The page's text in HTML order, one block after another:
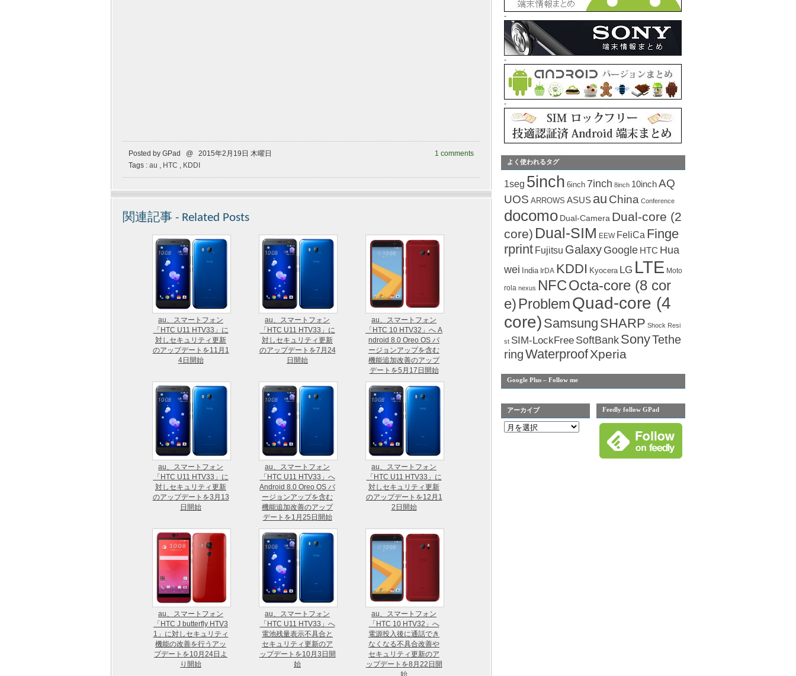
Posted by GPad @ 2015年2月19日 木曜日
1 comments
Tags : au , HTC , KDDI
関連記事 - Related Posts
au、スマートフォン
「HTC U11 HTV33」に
対しセキュリティ更新
のアップデートを11月1
4日開始
au、スマートフォン
「HTC U11 HTV33」に
対しセキュリティ更新
のアップデートを7月24
日開始
au、スマートフォン
「HTC 10 HTV32」へ A
ndroid 8.0 Oreo OS バ
ージョンアップを含む
機能追加改善のアップ
デートを5月17日開始
au、スマートフォン
「HTC U11 HTV33」に
対しセキュリティ更新
のアップデートを3月13
日開始
au、スマートフォン
「HTC U11 HTV33」へ
Android 8.0 Oreo OS バ
ージョンアップを含む
機能追加改善のアップ
デートを1月25日開始
au、スマートフォン
「HTC U11 HTV33」に
対しセキュリティ更新
のアップデートを12月1
2日開始
au、スマートフォン
「HTC J butterfly HTV3
1」に対しセキュリティ
機能の改善を行うアッ
プデートを10月24日よ
り開始
au、スマートフォン
「HTC U11 HTV33」へ
電池残量表示不具合と
セキュリティ更新のア
ップデートを10月3日開
始
au、スマートフォン
「HTC 10 HTV32」へ
電源投入後に通話でき
なくなる不具合改善や
セキュリティ更新のア
ップデートを8月22日開
始
-
-
-
よく使われるタグ
1seg 5inch 6inch 7inch 8inch 10inchAQ
UOS ARROWS ASUS au China Conference
docomo Dual-Camera Dual-core (2
core) Dual-SIM EEW FeliCa Finge
rprint Fujitsu Galaxy Google HTC Hua
wei India IrDA KDDI Kyocera LG LTE Moto
rola nexus NFCOcta-core (8 cor
e) ProblemQuad-core (4
core) Samsung SHARP Shock Resi
st SIM-LockFree SoftBank SonyTethe
ringWaterproofXperia
Google Plus – Follow me
アーカイブ Feedly follow GPad